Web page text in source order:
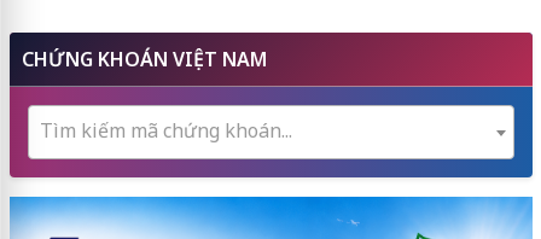
CHỨNG KHOÁN VIỆT NAM
Tìm kiếm mã chứng khoán...